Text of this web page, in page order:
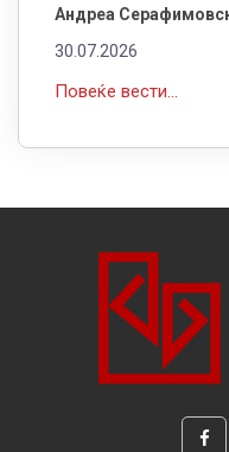
Андреа
30.07.2026
Повеќе вести...